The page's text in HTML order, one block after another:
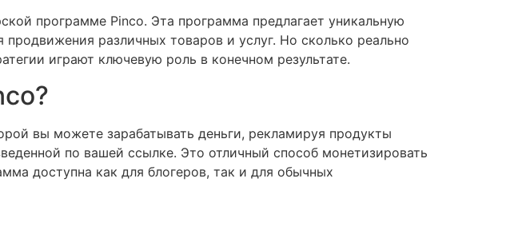
программе Pinco. Эта программа предлагает уникальную
различных товаров и услуг. Но сколько реально
играют ключевую роль в конечном результате.
вы можете зарабатывать деньги, рекламируя продукты
по вашей ссылке. Это отличный способ монетизировать
доступна как для блогеров, так и для обычных